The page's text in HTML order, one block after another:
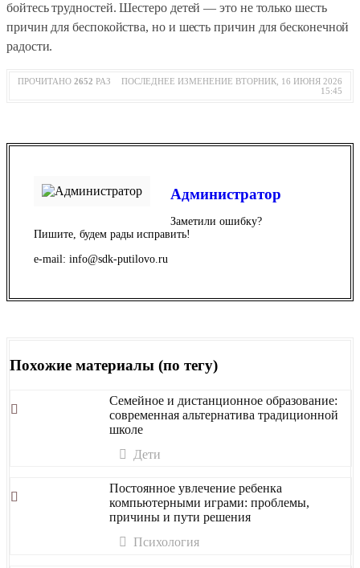
бойтесь трудностей. Шестеро детей — это не только шесть
причин для беспокойства, но и шесть причин для бесконечной
радости.
ПРОЧИТАНО 2652 РАЗ
ПОСЛЕДНЕЕ ИЗМЕНЕНИЕ ВТОРНИК, 16 ИЮНЯ 2026
15:45
Администратор
Заметили ошибку?
Пишите, будем рады исправить!
e-mail: info@sdk-putilovo.ru
Похожие материалы (по тегу)
Семейное и дистанционное образование:
современная альтернатива традиционной
школе
Дети
Постоянное увлечение ребенка
компьютерными играми: проблемы,
причины и пути решения
Психология